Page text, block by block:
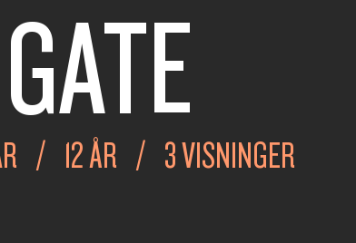
12 ÅR
3 VISNINGER